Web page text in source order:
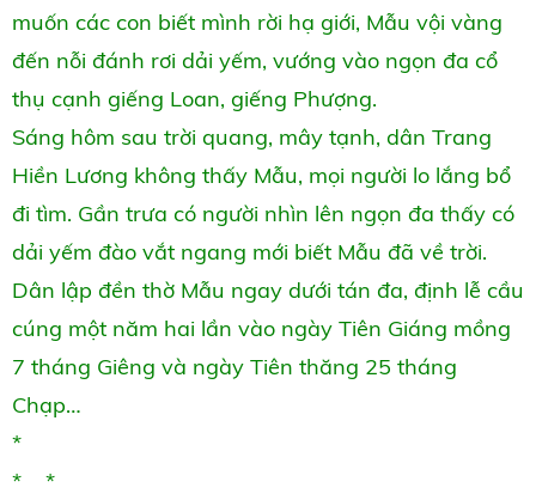
muốn các con biết mình rời hạ giới, Mẫu vội vàng
đến nỗi đánh rơi dải yếm, vướng vào ngọn đa cổ
thụ cạnh giếng Loan, giếng Phượng.
Sáng hôm sau trời quang, mây tạnh, dân Trang
Hiền Lương không thấy Mẫu, mọi người lo lắng bổ
đi tìm. Gần trưa có người nhìn lên ngọn đa thấy có
dải yếm đào vắt ngang mới biết Mẫu đã về trời.
Dân lập đền thờ Mẫu ngay dưới tán đa, định lễ cầu
cúng một năm hai lần vào ngày Tiên Giáng mồng
7 tháng Giêng và ngày Tiên thăng 25 tháng
Chạp…
*
* *